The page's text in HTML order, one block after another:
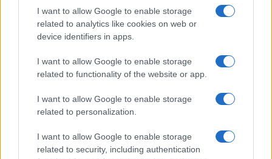
I want to allow Google to enable storage
related to analytics like cookies on web or
device identifiers in apps.
I want to allow Google to enable storage
related to functionality of the website or app.
I want to allow Google to enable storage
related to personalization.
I want to allow Google to enable storage
related to security, including authentication
normativa cripto europea
Diego Martín · 6 Ago 2026
COTIZACIONES CRYPTO
Nombre Precio
Bitcoin
(BTC)
$64,276.00